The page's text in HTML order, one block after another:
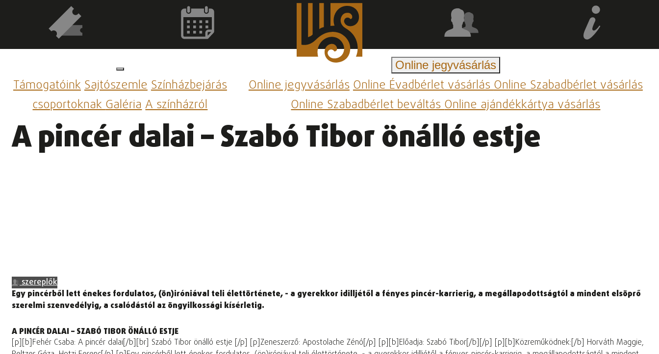
TámogatóinkSajtószemleSzínházbejárás
csoportoknakGalériaA színházról
Online jegyvásárlás
Online jegyvásárlásOnline Évadbérlet vásárlásOnline Szabadbérlet vásárlás
Online Szabadbérlet beváltásOnline ajándékkártya vásárlás
A pincér dalai – Szabó Tibor önálló estje
szereplők
Egy pincérből lett énekes fordulatos, (ön)iróniával teli élettörténete, - a gyerekkor idilljétől a fényes pincér-karrierig, a megállapodottságtól a mindent elsöprő
szerelmi szenvedélyig, a csalódástól az öngyilkossági kísérletig.
A PINCÉR DALAI – SZABÓ TIBOR ÖNÁLLÓ ESTJE
[p][b]Fehér Csaba: A pincér dalai[/b][br] Szabó Tibor önálló estje [/p] [p]Zeneszerző: Apostolache Zénó[/p] [p][b]Előadja: Szabó Tibor[/b][/p] [p][b]Közreműködnek:[/b] Horváth Maggie,